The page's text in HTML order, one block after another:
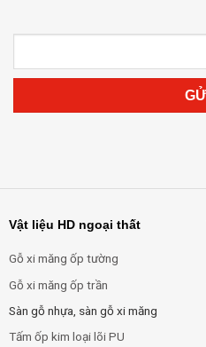
Vật liệu HD ngoại thất
Gỗ xi măng ốp tường
Gỗ xi măng ốp trần
Sàn gỗ nhựa, sàn gỗ xi măng
Tấm ốp kim loại lõi PU